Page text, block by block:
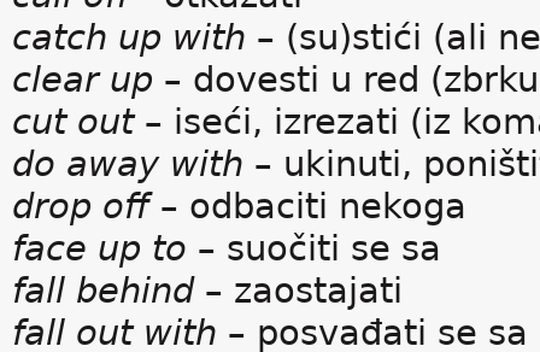
catch up with – (su)stići (ali
clear up – dovesti u red
cut out– iseći, izrezati (iz
do away with – ukinuti,
drop off– odbaciti nekoga
face up to – suočiti se sa
fall behind– zaostajati
fall out with – posvađati se sa